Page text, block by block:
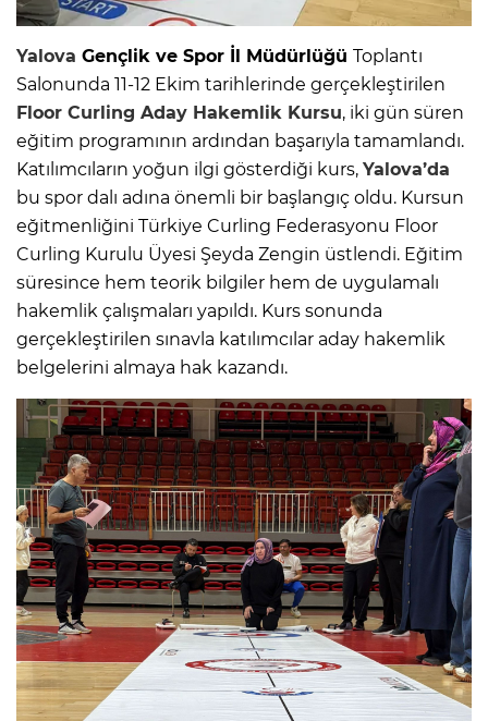
Yalova Gençlik ve Spor İl Müdürlüğü Toplantı
Salonunda 11-12 Ekim tarihlerinde gerçekleştirilen
Floor Curling Aday Hakemlik Kursu, iki gün süren
eğitim programının ardından başarıyla tamamlandı.
Katılımcıların yoğun ilgi gösterdiği kurs, Yalova’da
bu spor dalı adına önemli bir başlangıç oldu. Kursun
eğitmenliğini Türkiye Curling Federasyonu Floor
Curling Kurulu Üyesi Şeyda Zengin üstlendi. Eğitim
süresince hem teorik bilgiler hem de uygulamalı
hakemlik çalışmaları yapıldı. Kurs sonunda
gerçekleştirilen sınavla katılımcılar aday hakemlik
belgelerini almaya hak kazandı.